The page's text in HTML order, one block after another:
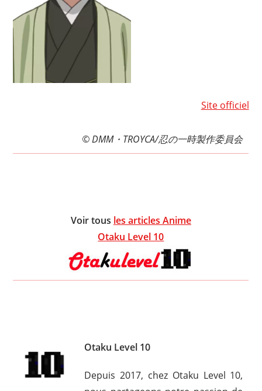
Site officiel
© DMM・TROYCA/忍の一時製作委員会
Voir tous les articles Anime
Otaku Level 10
Otaku Level 10
Depuis 2017, chez Otaku Level 10,